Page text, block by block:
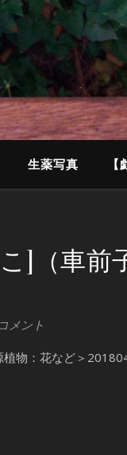
生薬写真 【
]（車前
メント
植物：花など＞